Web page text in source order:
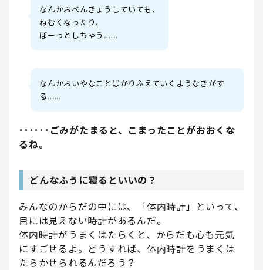
なんかおべんきょうしていても、
ねむくなったり、
ぼーっとしちゃう‥‥‥
なんかおいやなことばかりふえていくようなきがす
る‥‥‥
･･････ごみがたまると、こまったことがおおくな
るね。
どんなふうに寝るといいの？
みんなのからだの中には、「体内時計」といって、
目には見えない時計があるんだ。
体内時計がうまくはたらくと、からだも心も元気
にすごせるよ。どうすれば、体内時計をうまくは
たらかせられるんだろう？